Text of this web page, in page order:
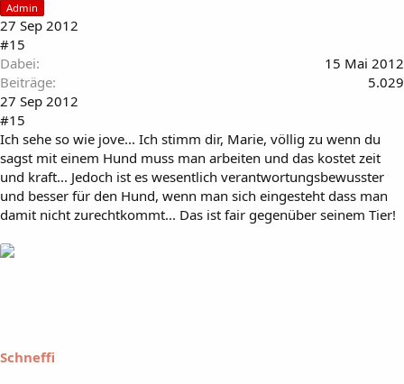
Admin
27 Sep 2012
#15
Dabei
15 Mai 2012
Beiträge
5.029
27 Sep 2012
#15
Ich sehe so wie jove... Ich stimm dir, Marie, völlig zu wenn du
sagst mit einem Hund muss man arbeiten und das kostet zeit
und kraft... Jedoch ist es wesentlich verantwortungsbewusster
und besser für den Hund, wenn man sich eingesteht dass man
damit nicht zurechtkommt... Das ist fair gegenüber seinem Tier!
Schneffi